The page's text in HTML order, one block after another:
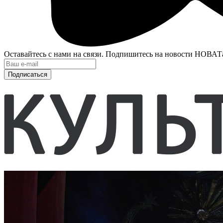
Оставайтесь с нами на связи. Подпишитесь на новости
Подписаться